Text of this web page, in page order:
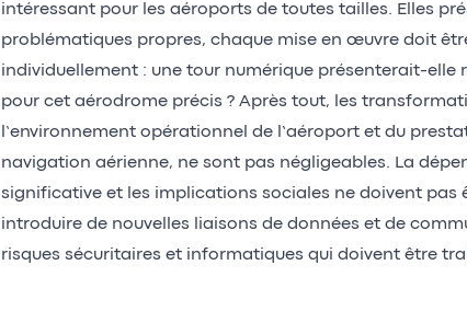
intéressant pour les aéroports de toutes tailles. Elles
problématiques propres, chaque mise en œuvre doit
individuellement : une tour numérique présenterait-elle
pour cet aérodrome précis ? Après tout, les
l’environnement opérationnel de l’aéroport et du
navigation aérienne, ne sont pas négligeables. La
significative et les implications sociales ne doivent pas
introduire de nouvelles liaisons de données et de
risques sécuritaires et informatiques qui doivent être